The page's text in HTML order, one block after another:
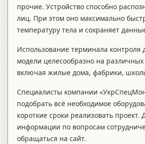
прочие. Устройство способно
лиц. При этом оно максимально
температуру тела и сохраняет
Использование терминала контроля
модели целесообразно на различных
включая жилые дома, фабрики,
Специалисты компании
подобрать всё необходимое
короткие сроки реализовать проект.
информации по вопросам
обращаться на сайт.